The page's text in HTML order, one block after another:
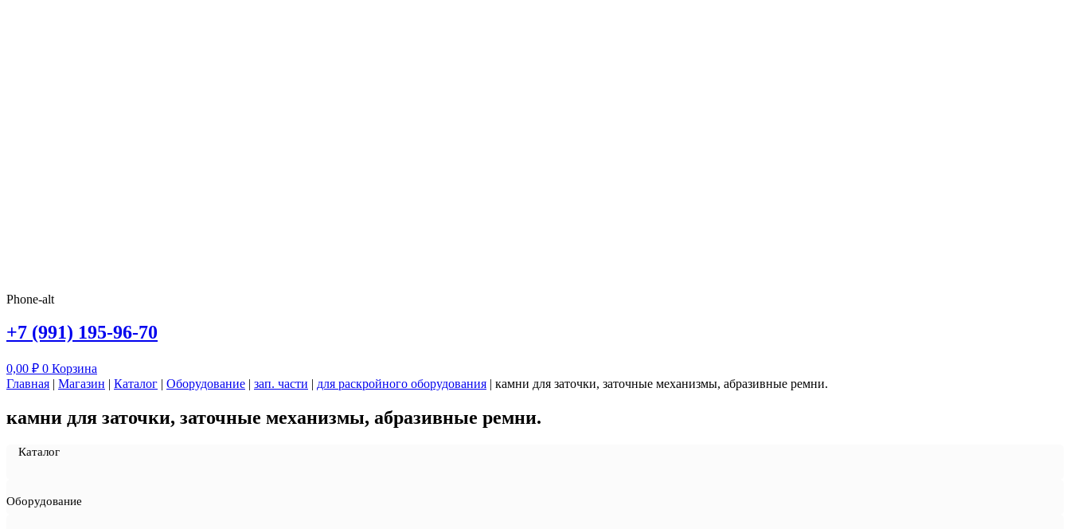
Phone-alt
+7 (991) 195-96-70
0,00 ₽ 0 Корзина
Главная | Магазин | Каталог | Оборудование | зап. части | для раскройного оборудования | камни для заточки, заточные механизмы, абразивные ремни.
камни для заточки, заточные механизмы, абразивные ремни.
Каталог
Оборудование